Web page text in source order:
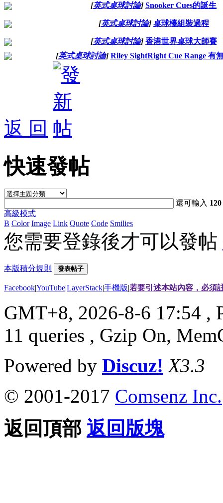
[英式桌球討論] Snooker Cues的誕生
[英式桌球討論] 桌球檯組裝過程
[英式桌球討論] 香港世界桌球大師賽
[英式桌球討論] Riley SightRight Cue Range 有
返 回
快速發帖
還可輸入 120
高級模式
B Color Image Link Quote Code Smilies
您需要登錄後才可以發帖
本版積分規則 發表帖子
Facebook|YouTube|LayerStack|手機版|若要引述本站內容，必須
GMT+8, 2026-8-6 17:54 ,
11 queries , Gzip On,
Powered by Discuz! X3.3
© 2001-2017 Comsenz Inc.
返回頂部 返回版塊